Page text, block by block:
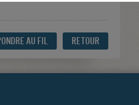
AU FIL RETOUR